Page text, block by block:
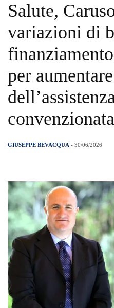
Salute,
variazioni di
per
GIUSEPPE BEVACQUA - 30/06/2026